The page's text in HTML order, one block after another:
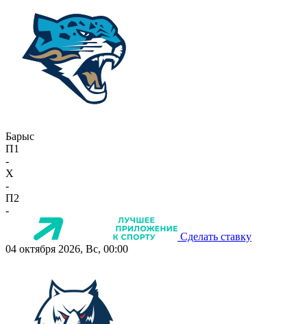
Барыс
П1
-
X
-
П2
-
Сделать ставку
04 октября 2026, Вс, 00:00